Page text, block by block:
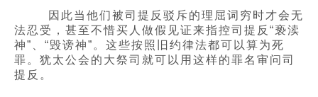
因此当他们被司提反驳斥的理屈词穷时才会无
法忍受，甚至不惜买人做假见证来指控司提反“亵渎
神”、“毁谤神”。这些按照旧约律法都可以算为死
罪。犹太公会的大祭司就可以用这样的罪名审问司
提反。